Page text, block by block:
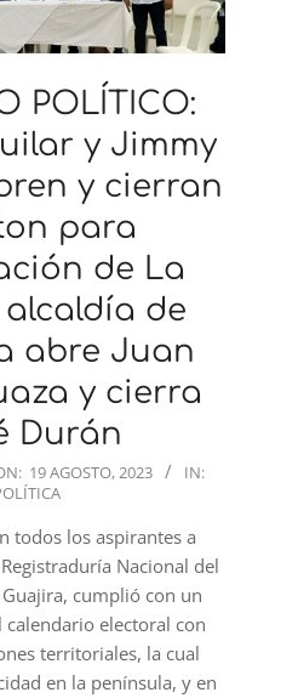
POLÍTICO:
y Jimmy
y cierran
para
de La
de
abre Juan
y cierra
Durán
19 AGOSTO, 2023
IN:
todos los aspirantes a
Nacional del
cumplió con un
electoral con
territoriales, la cual
en la península, y en